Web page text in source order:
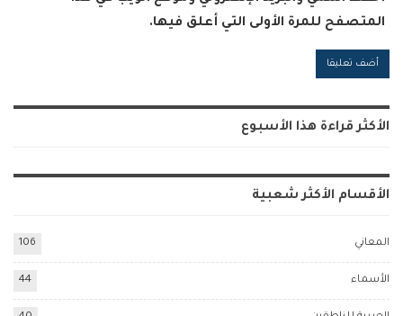
المتصفح للمرة الأولى التي أعلق فيها.
الأكثر قراءة هذا الأسبوع
الأقسام الأكثر شعبية
المعاني 106
الأسماء 44